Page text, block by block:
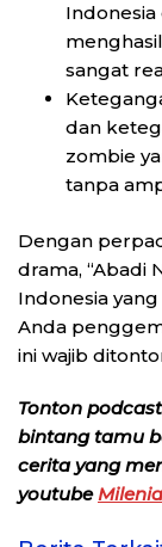
Indonesia
sangat
dan
zombie
tanpa
Dengan
drama, “Abadi
Indonesia
Anda
ini wajib
Tonton
bintang tamu
cerita yang
youtube